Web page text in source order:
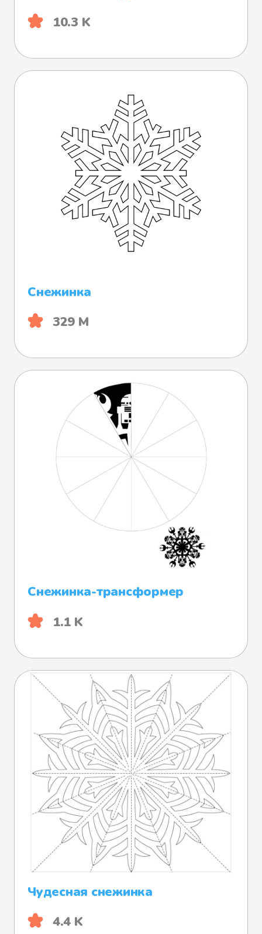
10.3 K
Снежинка
329 М
Снежинка-трансформер
1.1 K
Чудесная снежинка
4.4 K